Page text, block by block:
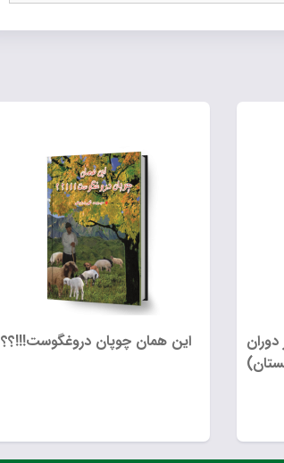
این همان چوپان دروغگوست!!!؟؟